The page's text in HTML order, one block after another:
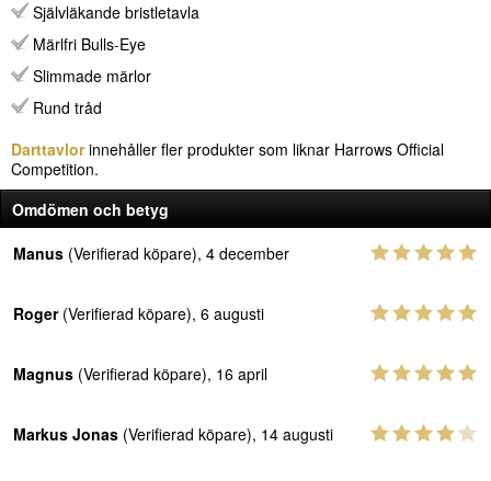
Självläkande bristletavla
Märlfri Bulls-Eye
Slimmade märlor
Rund tråd
Darttavlorinnehåller fler produkter som liknar Harrows Official
Competition.
Omdömen och betyg
Manus (Verifierad köpare), 4 december
Roger(Verifierad köpare), 6 augusti
Magnus (Verifierad köpare), 16 april
Markus Jonas (Verifierad köpare), 14 augusti